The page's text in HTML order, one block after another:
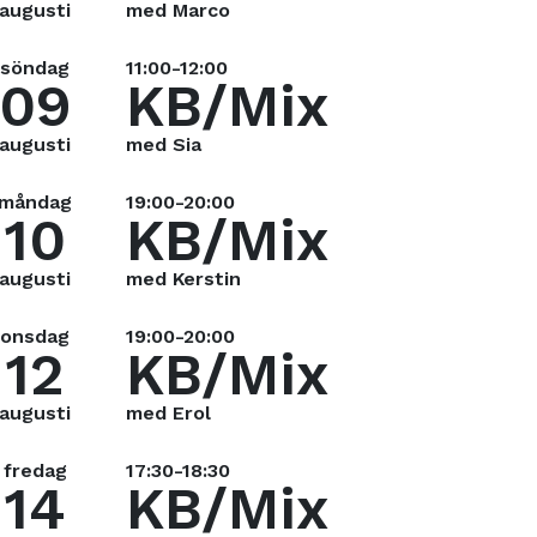
augusti med Marco
söndag
augusti
11:00-12:00
KB/Mix
med Sia
10
augusti
19:00-20:00
KB/Mix
med Kerstin
onsdag
12
augusti
19:00-20:00
KB/Mix
med Erol
fredag
14
17:30-18:30
KB/Mix